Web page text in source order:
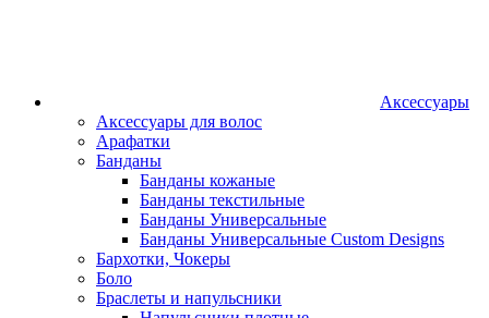
Аксессуары
Аксессуары для волос
Арафатки
Банданы
Банданы кожаные
Банданы текстильные
Банданы Универсальные
Банданы Универсальные Custom Designs
Бархотки, Чокеры
Боло
Браслеты и напульсники